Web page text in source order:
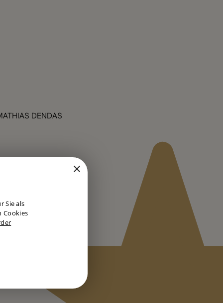
DENDAS
×
Sie als
Cookies